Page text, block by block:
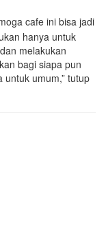
cafe ini bisa jadi
hanya untuk
melakukan
bagi siapa pun
umum,” tutup